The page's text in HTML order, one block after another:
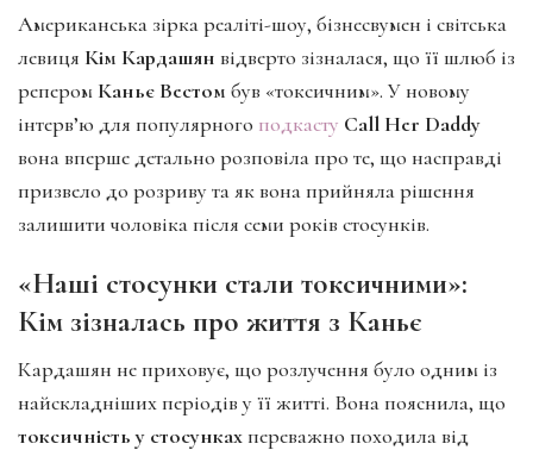
Американська зірка реаліті-шоу, бізнесвумен і світська
левиця Кім Кардашян відверто зізналася, що її шлюб із
репером Каньє Вестом був «токсичним». У новому
інтерв’ю для популярного подкасту Call Her Daddy
вона вперше детально розповіла про те, що насправді
призвело до розриву та як вона прийняла рішення
залишити чоловіка після семи років стосунків.
«Наші стосунки стали токсичними»:
Кім зізналась про життя з Каньє
Кардашян не приховує, що розлучення було одним із
найскладніших періодів у її житті. Вона пояснила, що
токсичність у стосунках переважно походила від